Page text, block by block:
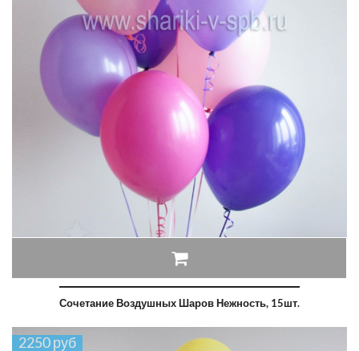
Сочетание Воздушных Шаров Нежность, 15шт.
2250 руб